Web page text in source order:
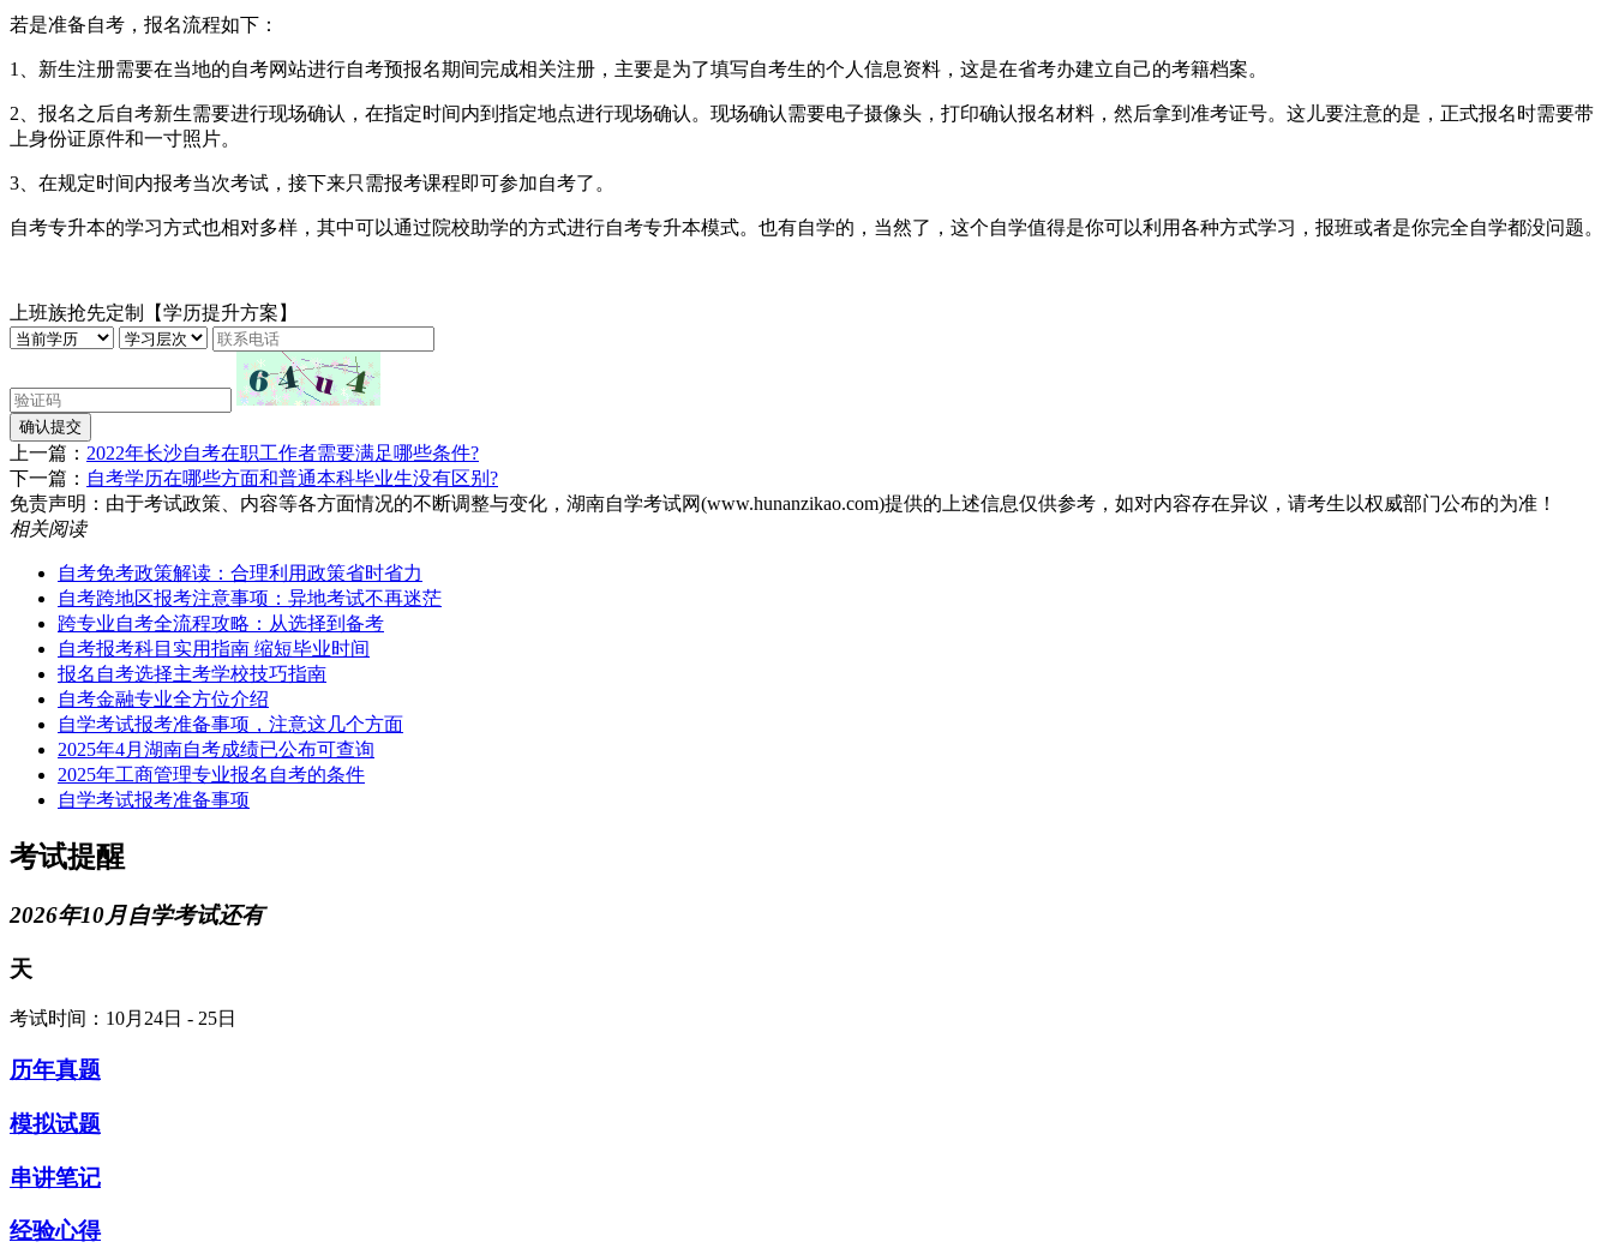
若是准备自考，报名流程如下：
1、新生注册需要在当地的自考网站进行自考预报名期间完成相关注册，主要是为了填写自考生的个人信息资料，这是在省考办建立自己的考籍档案。
2、报名之后自考新生需要进行现场确认，在指定时间内到指定地点进行现场确认。现场确认需要电子摄像头，打印确认报名材料，然后拿到准考证号。这儿要注意的是，正式报名时需要带
上身份证原件和一寸照片。
3、在规定时间内报考当次考试，接下来只需报考课程即可参加自考了。
自考专升本的学习方式也相对多样，其中可以通过院校助学的方式进行自考专升本模式。也有自学的，当然了，这个自学值得是你可以利用各种方式学习，报班或者是你完全自学都没问题。
上班族抢先定制【学历提升方案】
确认提交
上一篇： 2022年长沙自考在职工作者需要满足哪些条件?
下一篇： 自考学历在哪些方面和普通本科毕业生没有区别?
免责声明：由于考试政策、内容等各方面情况的不断调整与变化，湖南自学考试网(www.hunanzikao.com)提供的上述信息仅供参考，如对内容存在异议，请考生以权威部门公布的为准！
相关阅读
自考免考政策解读：合理利用政策省时省力
自考跨地区报考注意事项：异地考试不再迷茫
跨专业自考全流程攻略：从选择到备考
自考报考科目实用指南 缩短毕业时间
报名自考选择主考学校技巧指南
自考金融专业全方位介绍​
自学考试报考准备事项，注意这几个方面
2025年4月湖南自考成绩已公布可查询
2025年工商管理专业报名自考的条件
自学考试报考准备事项​
考试提醒
2026年10月自学考试还有
天
考试时间：10月24日 - 25日
历年真题
模拟试题
串讲笔记
经验心得